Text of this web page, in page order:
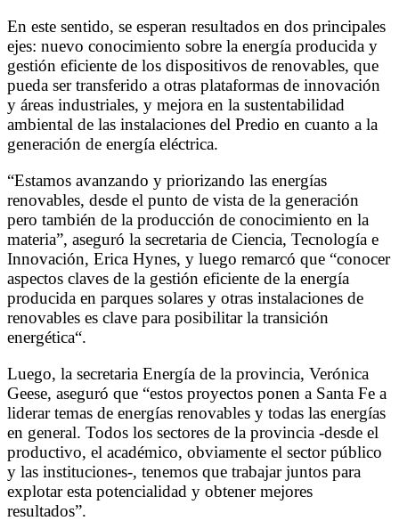
En este sentido, se esperan resultados en dos principales
ejes: nuevo conocimiento sobre la energía producida y
gestión eficiente de los dispositivos de renovables, que
pueda ser transferido a otras plataformas de innovación
y áreas industriales, y mejora en la sustentabilidad
ambiental de las instalaciones del Predio en cuanto a la
generación de energía eléctrica.
“Estamos avanzando y priorizando las energías
renovables, desde el punto de vista de la generación
pero también de la producción de conocimiento en la
materia”, aseguró la secretaria de Ciencia, Tecnología e
Innovación, Erica Hynes, y luego remarcó que “conocer
aspectos claves de la gestión eficiente de la energía
producida en parques solares y otras instalaciones de
renovables es clave para posibilitar la transición
energética“.
Luego, la secretaria Energía de la provincia, Verónica
Geese, aseguró que “estos proyectos ponen a Santa Fe a
liderar temas de energías renovables y todas las energías
en general. Todos los sectores de la provincia -desde el
productivo, el académico, obviamente el sector público
y las instituciones-, tenemos que trabajar juntos para
explotar esta potencialidad y obtener mejores
resultados”.